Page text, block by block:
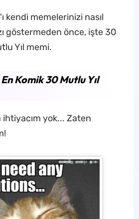
kendi memelerinizi nasıl
göstermeden önce, işte 30
Yıl memi.
Komik 30 Mutlu Yıl
yok... Zaten